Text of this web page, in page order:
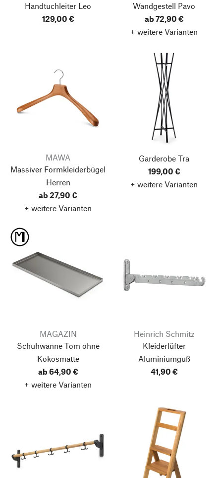
Handtuchleiter Leo
129,00 €
Wandgestell Pavo
ab 72,90 €
+ weitere Varianten
MAWA
Massiver Formkleiderbügel
Herren
ab 27,90 €
+ weitere Varianten
Garderobe Tra
199,00 €
+ weitere Varianten
MAGAZIN
Schuhwanne Tom ohne
Kokosmatte
ab 64,90 €
+ weitere Varianten
Heinrich Schmitz
Kleiderlüfter
Aluminiumguß
41,90 €